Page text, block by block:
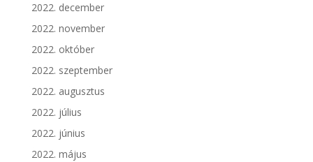
2022. december
2022. november
2022. október
2022. szeptember
2022. augusztus
2022. július
2022. június
2022. május